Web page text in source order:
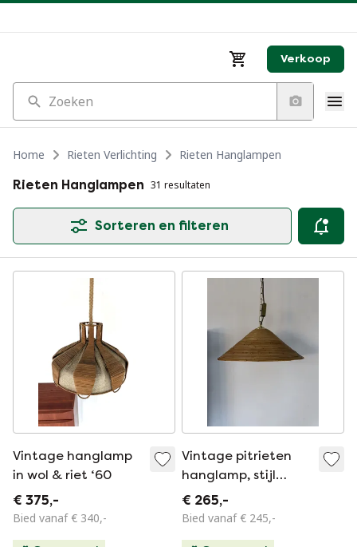
Verkoop
Zoeken
Home Rieten Verlichting
Rieten Hanglampen
Rieten Hanglampen 31 resultaten
Sorteren en filteren
Vintage hanglamp
in wol & riet ‘60
€ 375,-
Bied vanaf € 340,-
Vintage pitrieten
hanglamp, stijl
Gabriella Crespi ‘70
€ 265,-
Bied vanaf € 245,-